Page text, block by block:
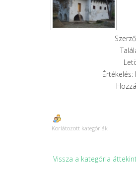
Értékelés:
Korlátozott kategóriák
Vissza a kategória